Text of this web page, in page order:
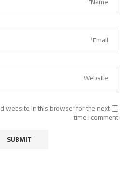
website in this browser for the next
time I comment.